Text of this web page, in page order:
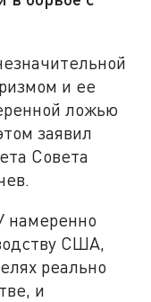
и ее
ложью
заявил
Совета
намеренно
США,
реально
и